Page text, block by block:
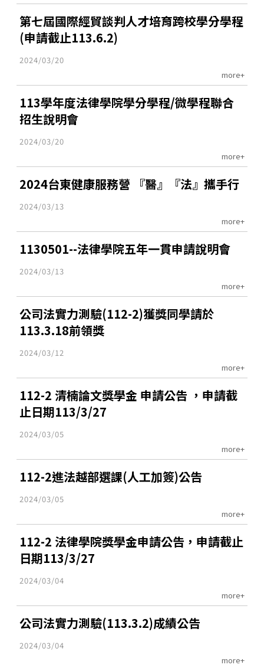
第七屆國際經貿談判人才培育跨校學分學程
(申請截止113.6.2)
2024/03/20
more+
113學年度法律學院學分學程/微學程聯合
招生說明會
2024/03/20
more+
2024台東健康服務營 『醫』『法』攜手行
2024/03/13
more+
1130501--法律學院五年一貫申請說明會
2024/03/13
more+
公司法實力測驗(112-2)獲獎同學請於
113.3.18前領獎
2024/03/12
more+
112-2 清楠論文獎學金 申請公告 ，申請截
止日期113/3/27
2024/03/05
more+
112-2進法越部選課(人工加簽)公告
2024/03/05
more+
112-2 法律學院獎學金申請公告，申請截止
日期113/3/27
2024/03/04
more+
公司法實力測驗(113.3.2)成績公告
2024/03/04
more+